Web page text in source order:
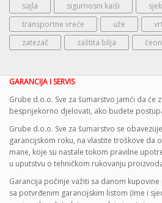
sajla
sigurnosni kaiši
transportne vreće
uže
zatezač
zaštita bilja
GARANCIJA I SERVIS
Grube d.o.o. Sve za šumarstvo jamći da će
besprijekorno djelovati, ako budete
Grube d.o.o. Sve za šumarstvo se
garancijskom roku, na vlastite troškove da
mane, koje su nastale tokom pravilne
u uputstvu o tehničkom rukovanju
Garancija počinje važiti sa danom
sa potvrđenim garancijskim listom (Ime i